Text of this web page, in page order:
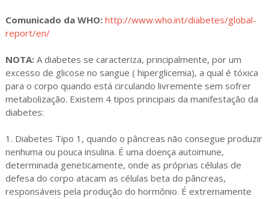
Comunicado da WHO: http://www.who.int/diabetes/global-
report/en/
NOTA: A diabetes se caracteriza, principalmente, por um
excesso de glicose no sangue ( hiperglicemia), a qual é tóxica
para o corpo quando está circulando livremente sem sofrer
metabolização. Existem 4 tipos principais da manifestação da
diabetes:
1. Diabetes Tipo 1, quando o pâncreas não consegue produzir
nenhuma ou pouca insulina. É uma doença autoimune,
determinada geneticamente, onde as próprias células de
defesa do corpo atacam as células beta do pâncreas,
responsáveis pela produção do hormônio. É extremamente